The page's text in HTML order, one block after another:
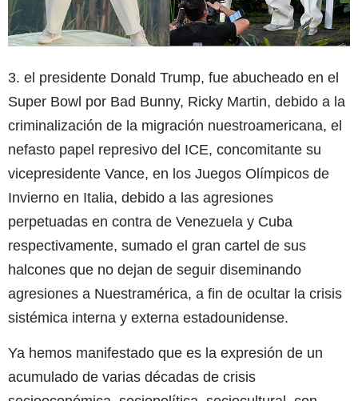
3. el presidente Donald Trump, fue abucheado en el
Super Bowl por Bad Bunny, Ricky Martin, debido a la
criminalización de la migración nuestroamericana, el
nefasto papel represivo del ICE, concomitante su
vicepresidente Vance, en los Juegos Olímpicos de
Invierno en Italia, debido a las agresiones
perpetuadas en contra de Venezuela y Cuba
respectivamente, sumado el gran cartel de sus
halcones que no dejan de seguir diseminando
agresiones a Nuestramérica, a fin de ocultar la crisis
sistémica interna y externa estadounidense.
Ya hemos manifestado que es la expresión de un
acumulado de varias décadas de crisis